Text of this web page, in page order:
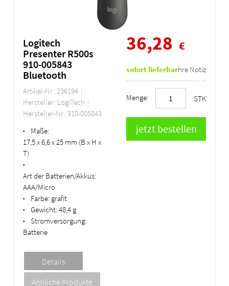
Logitech
Presenter R500s
910-005843
Bluetooth
Artikel-Nr.: 236194
Hersteller: LogiTech
Hersteller-Nr.: 910-005843
•
Maße:
17,5 x 6,6 x 25 mm (B x H x
T)
•
Art der Batterien/Akkus:
AAA/Micro
• Farbe: grafit
• Gewicht:48,4 g
•
Stromversorgung:
Batterie
36,28 €
sofort lieferbarIhre Notiz
Menge: STK